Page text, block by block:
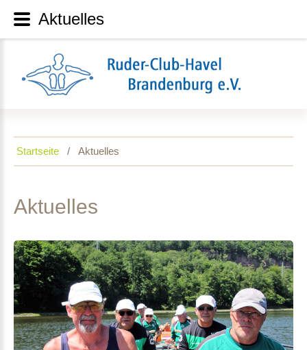
Startseite Aktuelles
Aktuelles
Aktuelles